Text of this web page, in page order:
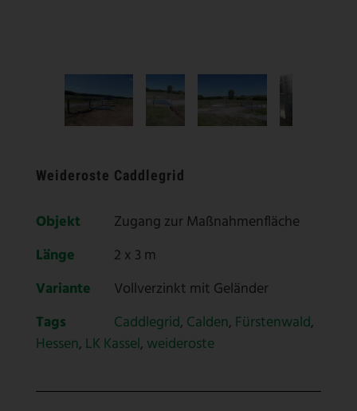
Weideroste Caddlegrid
Objekt
Zugang zur Maßnahmenfläche
Länge
2 x 3 m
Variante
Vollverzinkt mit Geländer
Tags
Caddlegrid, Calden, Fürstenwald,
Hessen, LK Kassel, weideroste